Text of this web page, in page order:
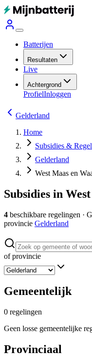
Batterijen
Resultaten
Live
Achtergrond
ProfielInloggen
Gelderland
Home
Subsidies &
Gelderland
West Maas en
Subsidies in
4 beschikbare regelingen ·
provincie Gelderland
of provincie
Gemeentelijk
0 regelingen
Geen losse gemeentelijke
Provinciaal